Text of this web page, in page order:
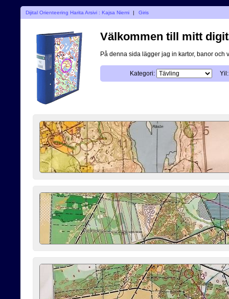
Dijital Orienteering Harita Arsivi : Kajsa Niemi | Giris
Välkommen till mitt
På denna sida lägger jag in kartor, banor och
Kategori: Yil: